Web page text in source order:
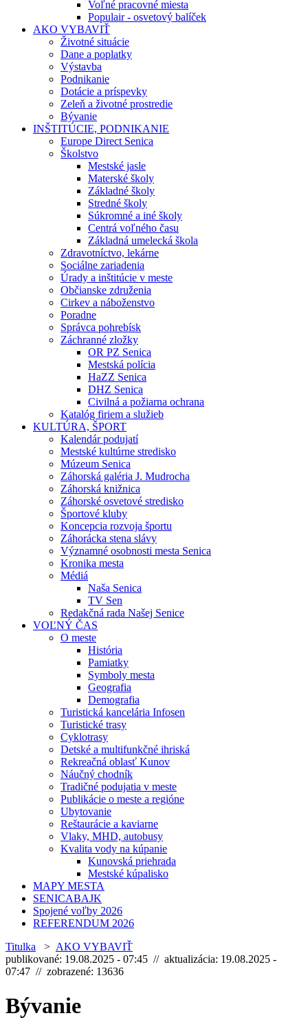
Voľné pracovné miesta
Populair - osvetový balíček
AKO VYBAVIŤ
Životné situácie
Dane a poplatky
Výstavba
Podnikanie
Dotácie a príspevky
Zeleň a životné prostredie
Bývanie
INŠTITÚCIE, PODNIKANIE
Europe Direct Senica
Školstvo
Mestské jasle
Materské školy
Základné školy
Stredné školy
Súkromné a iné školy
Centrá voľného času
Základná umelecká škola
Zdravotníctvo, lekárne
Sociálne zariadenia
Úrady a inštitúcie v meste
Občianske združenia
Cirkev a náboženstvo
Poradne
Správca pohrebísk
Záchranné zložky
OR PZ Senica
Mestská polícia
HaZZ Senica
DHZ Senica
Civilná a požiarna ochrana
Katalóg firiem a služieb
KULTÚRA, ŠPORT
Kalendár podujatí
Mestské kultúrne stredisko
Múzeum Senica
Záhorská galéria J. Mudrocha
Záhorská knižnica
Záhorské osvetové stredisko
Športové kluby
Koncepcia rozvoja športu
Záhorácka stena slávy
Významné osobnosti mesta Senica
Kronika mesta
Médiá
Naša Senica
TV Sen
Redakčná rada Našej Senice
VOĽNÝ ČAS
O meste
História
Pamiatky
Symboly mesta
Geografia
Demografia
Turistická kancelária Infosen
Turistické trasy
Cyklotrasy
Detské a multifunkčné ihriská
Rekreačná oblasť Kunov
Náučný chodník
Tradičné podujatia v meste
Publikácie o meste a regióne
Ubytovanie
Reštaurácie a kaviarne
Vlaky, MHD, autobusy
Kvalita vody na kúpanie
Kunovská priehrada
Mestské kúpalisko
MAPY MESTA
SENICABAJK
Spojené voľby 2026
REFERENDUM 2026
Titulka > AKO VYBAVIŤ
publikované: 19.08.2025 - 07:45 // aktualizácia: 19.08.2025 -
07:47 // zobrazené: 13636
Bývanie